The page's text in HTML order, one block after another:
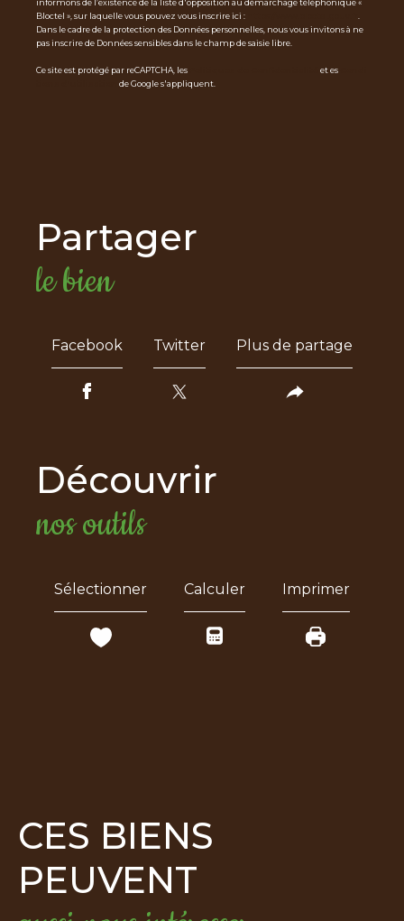
informons de l’existence de la liste d'opposition au démarchage téléphonique «
Bloctel », sur laquelle vous pouvez vous inscrire ici :
Dans le cadre de la protection des Données personnelles, nous vous invitons à ne
pas inscrire de Données sensibles dans le champ de saisie libre.
Ce site est protégé par reCAPTCHA, les et es
de Google s'appliquent.
partager
le bien
Facebook Twitter Plus de partage
découvrir
nos outils
Sélectionner Calculer Imprimer
CES BIENS
PEUVENT